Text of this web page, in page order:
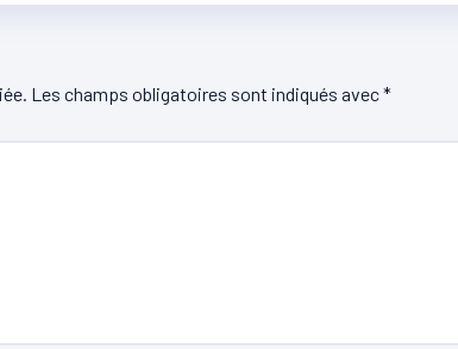
Les champs obligatoires sont indiqués avec*